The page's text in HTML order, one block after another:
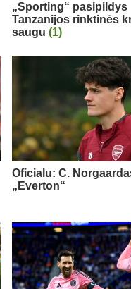
„Sporting“ pasipildys
Tanzanijos rinktinės
saugu(1)
Oficialu: C.
„Everton“